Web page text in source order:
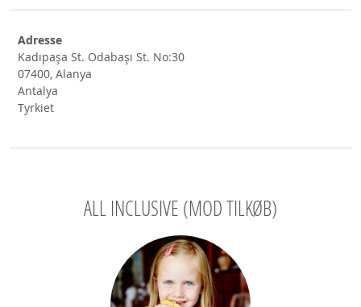
Adresse
Kadıpaşa St. Odabaşı St. No:30
07400, Alanya
Antalya
Tyrkiet
ALL INCLUSIVE (MOD TILKØB)